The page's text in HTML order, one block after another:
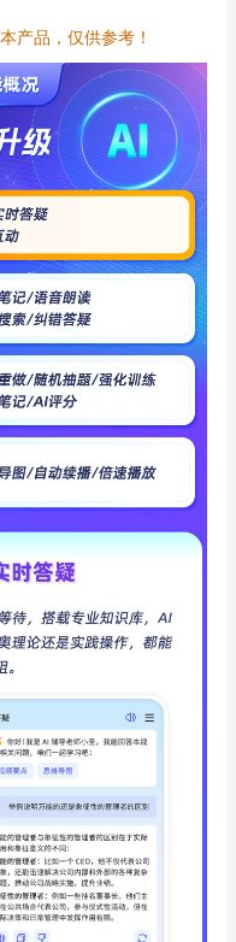
产品，仅供参考！